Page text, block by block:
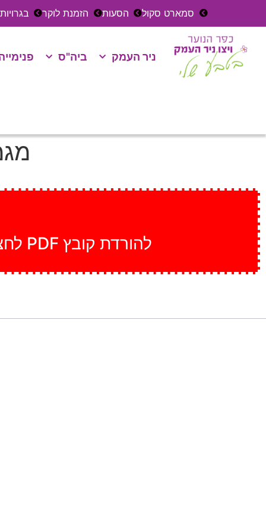
סמארט סקול הסעות הזמנת לוקר בגרויות
ניר העמק ביה"ס
להורדת קובץ PDF לחצו כאן הכוון ט תשפ"ה הורים - לקריאה בלבד